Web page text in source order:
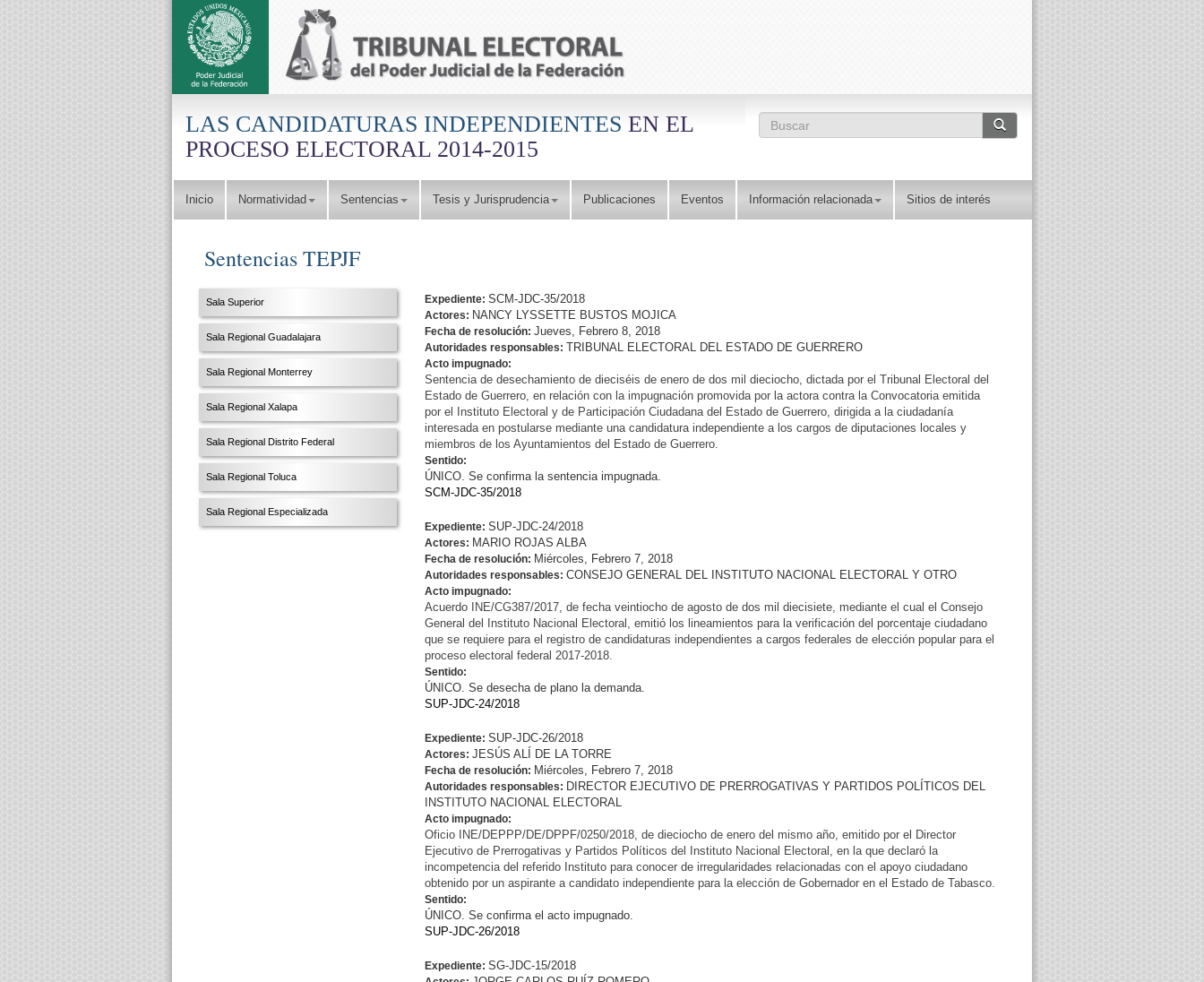
LAS CANDIDATURAS INDEPENDIENTES EN EL
PROCESO ELECTORAL 2014-2015
Formulario de búsqueda
Inicio(current)Normatividad Sentencias Tesis y Jurisprudencia Publicaciones Eventos Información relacionada Sitios de interés
Sala Superior
Sala Regional Guadalajara
Sala Regional Monterrey
Sala Regional Xalapa
Sala Regional Distrito Federal
Sala Regional Toluca
Sala Regional Especializada
Sentencias TEPJF
Expediente: SCM-JDC-35/2018
Actores: NANCY LYSSETTE BUSTOS MOJICA
Fecha de resolución: Jueves, Febrero 8, 2018
Autoridades responsables: TRIBUNAL ELECTORAL DEL ESTADO DE GUERRERO
Acto impugnado:
Sentencia de desechamiento de dieciséis de enero de dos mil dieciocho, dictada por el Tribunal Electoral del
Estado de Guerrero, en relación con la impugnación promovida por la actora contra la Convocatoria emitida
por el Instituto Electoral y de Participación Ciudadana del Estado de Guerrero, dirigida a la ciudadanía
interesada en postularse mediante una candidatura independiente a los cargos de diputaciones locales y
miembros de los Ayuntamientos del Estado de Guerrero.
Sentido:
ÚNICO. Se confirma la sentencia impugnada.
SCM-JDC-35/2018
Expediente: SUP-JDC-24/2018
Actores: MARIO ROJAS ALBA
Fecha de resolución: Miércoles, Febrero 7, 2018
Autoridades responsables: CONSEJO GENERAL DEL INSTITUTO NACIONAL ELECTORAL Y OTRO
Acto impugnado:
Acuerdo INE/CG387/2017, de fecha veintiocho de agosto de dos mil diecisiete, mediante el cual el Consejo
General del Instituto Nacional Electoral, emitió los lineamientos para la verificación del porcentaje ciudadano
que se requiere para el registro de candidaturas independientes a cargos federales de elección popular para el
proceso electoral federal 2017-2018.
Sentido:
ÚNICO. Se desecha de plano la demanda.
SUP-JDC-24/2018
Expediente: SUP-JDC-26/2018
Actores: JESÚS ALÍ DE LA TORRE
Fecha de resolución: Miércoles, Febrero 7, 2018
Autoridades responsables: DIRECTOR EJECUTIVO DE PRERROGATIVAS Y PARTIDOS POLÍTICOS DEL
INSTITUTO NACIONAL ELECTORAL
Acto impugnado:
Oficio INE/DEPPP/DE/DPPF/0250/2018, de dieciocho de enero del mismo año, emitido por el Director
Ejecutivo de Prerrogativas y Partidos Políticos del Instituto Nacional Electoral, en la que declaró la
incompetencia del referido Instituto para conocer de irregularidades relacionadas con el apoyo ciudadano
obtenido por un aspirante a candidato independiente para la elección de Gobernador en el Estado de Tabasco.
Sentido:
ÚNICO. Se confirma el acto impugnado.
SUP-JDC-26/2018
Expediente: SG-JDC-15/2018